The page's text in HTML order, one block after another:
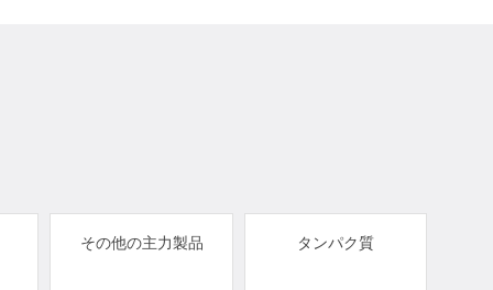
その他の主力製品 タンパク質